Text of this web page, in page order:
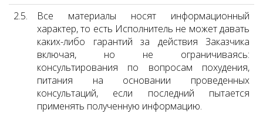
2.5.
Все материалы носят информационный
характер, то есть Исполнитель не может давать
каких-либо гарантий за действия Заказчика
включая, но не ограничиваясь:
консультирования по вопросам похудения,
питания на основании проведенных
консультаций, если последний пытается
применять полученную информацию.